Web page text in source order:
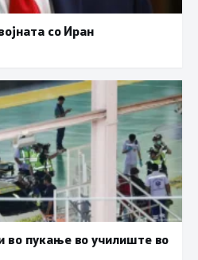
со Иран
во пукање во училиште во